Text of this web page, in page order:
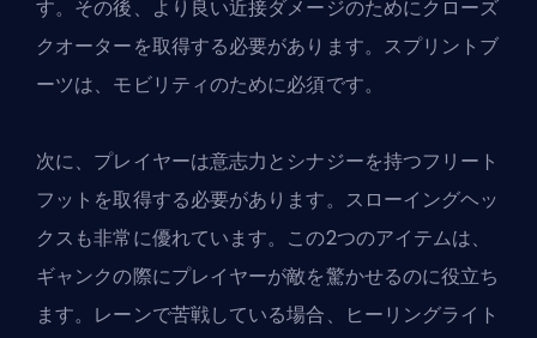
す。その後、より良い近接ダメージのためにクローズ
クオーターを取得する必要があります。スプリントブ
ーツは、モビリティのために必須です。
次に、プレイヤーは意志力とシナジーを持つフリート
フットを取得する必要があります。スローイングヘッ
クスも非常に優れています。この2つのアイテムは、
ギャンクの際にプレイヤーが敵を驚かせるのに役立ち
ます。レーンで苦戦している場合、ヒーリングライト